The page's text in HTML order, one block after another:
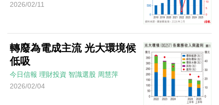
2026/02/11
轉廢為電成主流 光大環境候
低吸
今日信報 理財投資 智識選股 周慧萍
2026/02/04